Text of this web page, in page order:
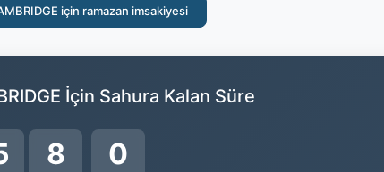
için ramazan imsakiyesi
İçin Sahura Kalan Süre
7 59